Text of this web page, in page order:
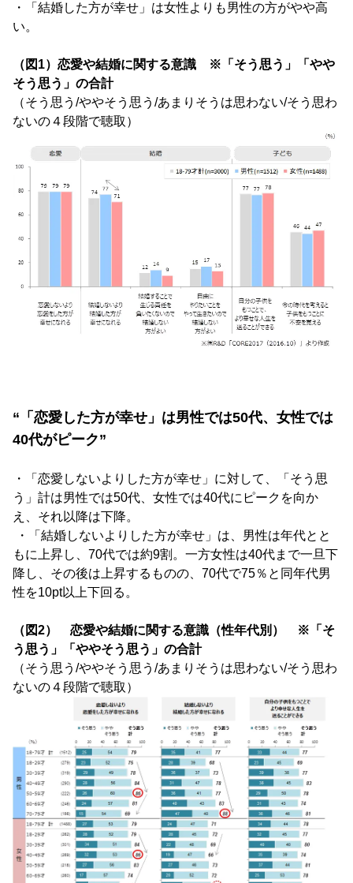
・「結婚した方が幸せ」は女性よりも男性の方がやや高
い。
（図1）恋愛や結婚に関する意識 ※「そう思う」「やや
そう思う」の合計
（そう思う/ややそう思う/あまりそうは思わない/そう思わ
ないの４段階で聴取）
“「恋愛した方が幸せ」は男性では50代、女性では
40代がピーク”
・「恋愛しないよりした方が幸せ」に対して、「そう思
う」計は男性では50代、女性では40代にピークを向か
え、それ以降は下降。
・「結婚しないよりした方が幸せ」は、男性は年代とと
もに上昇し、70代では約9割。一方女性は40代まで一旦下
降し、その後は上昇するものの、70代で75％と同年代男
性を10pt以上下回る。
（図2） 恋愛や結婚に関する意識（性年代別） ※「そ
う思う」「ややそう思う」の合計
（そう思う/ややそう思う/あまりそうは思わない/そう思わ
ないの４段階で聴取）